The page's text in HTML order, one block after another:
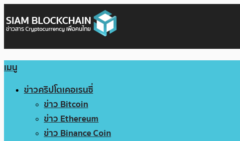
เมนู
ข่าวคริปโตเคอเรนซี่
ข่าว Bitcoin
ข่าว Ethereum
ข่าว Binance Coin